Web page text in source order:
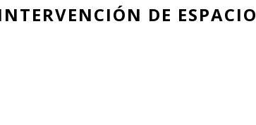
DE ESPACIO